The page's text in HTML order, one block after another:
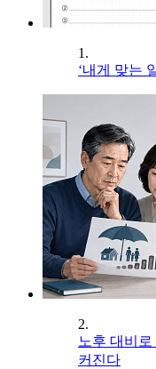
1.
‘내게 맞는
2.
노후 대비
커진다